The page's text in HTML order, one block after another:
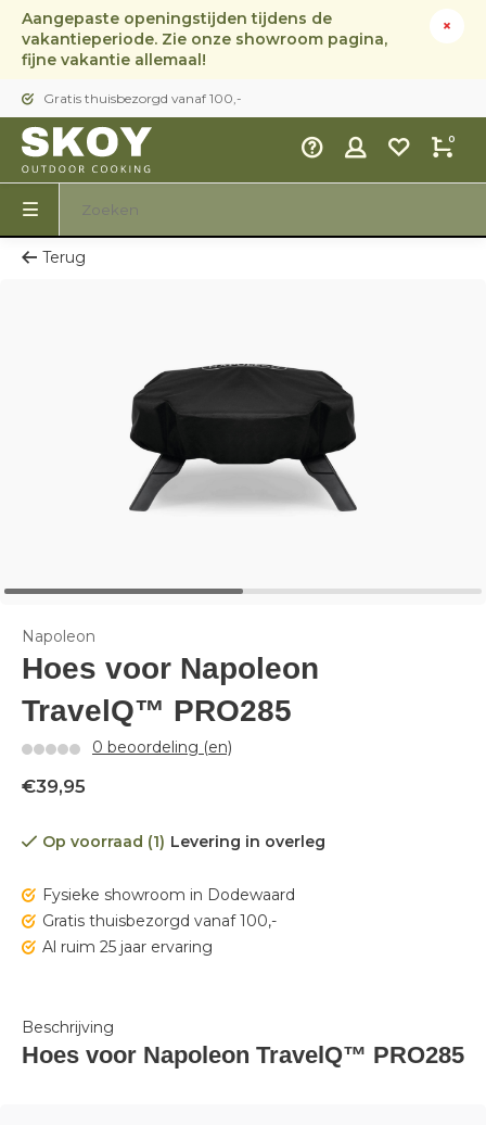
Aangepaste openingstijden tijdens de
vakantieperiode. Zie onze showroom pagina,
fijne vakantie allemaal!
Gratis thuisbezorgd vanaf 100,-
0
Terug
Napoleon
Hoes voor Napoleon
TravelQ™ PRO285
0 beoordeling (en)
€39,95
Op voorraad (1) Levering in overleg
Fysieke showroom in Dodewaard
Gratis thuisbezorgd vanaf 100,-
Al ruim 25 jaar ervaring
Beschrijving
Hoes voor Napoleon TravelQ™ PRO285